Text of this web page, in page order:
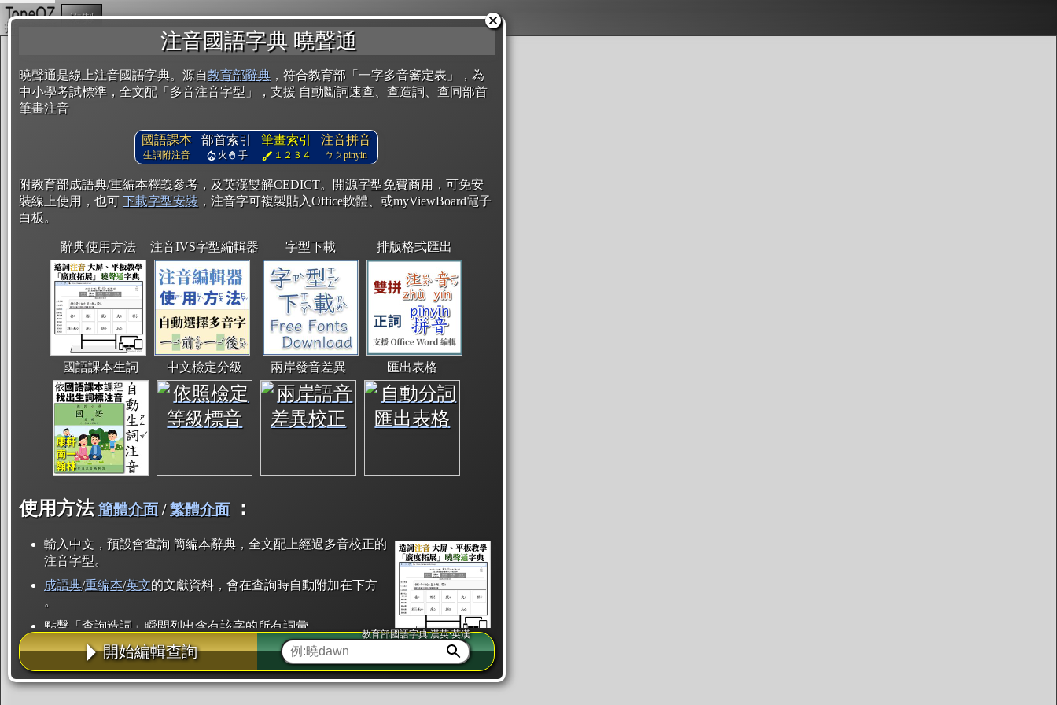
注音國語字典 曉聲通
曉聲通是線上注音國語字典。源自教育部辭典 ，符合教育部「一字多音審定表」，為
中小學考試標準，全文配「多音注音字型」，支援 自動斷詞速查、查造詞、查同部首
筆畫注音
國語課本
生詞附注音
部首索引
火 手
筆畫索引
１２３４
注音拼音
ㄅㄆpinyin
附教育部成語典/重編本釋義參考，及英漢雙解CEDICT。開源字型免費商用，可免安
裝線上使用，也可 下載字型安裝 ，注音字可複製貼入Office軟體、或myViewBoard電子
白板。
辭典使用方法 注音IVS字型編輯器 字型下載 排版格式匯出
國語課本生詞 中文檢定分級 兩岸發音差異 匯出表格
使用方法 簡體介面/繁體介面 ：
輸入中文，預設會查詢 簡編本辭典，全文配上經過多音校正的
注音字型。
成語典/重編本/英文的文獻資料，會在查詢時自動附加在下方
。
點擊「查詢造詞」瞬間列出含有該字的所有詞彙。
點「部首」瞬間列出所有「同部首字」。也支援查詢「同注音」或「同筆畫」。
辭典解釋的全文都經過自動斷詞，點擊便可瞬間「連續查詢」此字詞的解釋，不
用手動重複輸入。
開始編輯查詢
教育部國語字典·漢英·英漢
複製